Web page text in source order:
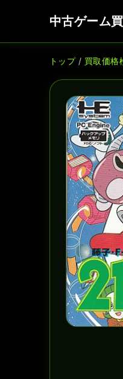
中古ゲーム
トップ/ 買取価格